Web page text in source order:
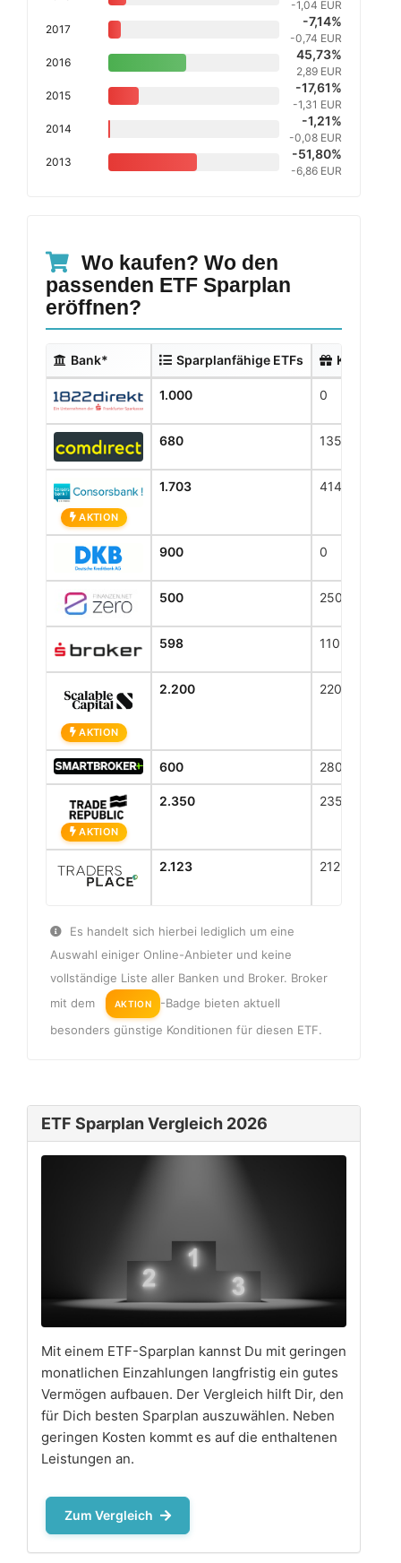
-1,04 EUR
2017
-7,14%
-0,74 EUR
2016
45,73%
2,89 EUR
2015
-17,61%
-1,31 EUR
2014
-1,21%
-0,08 EUR
2013
-51,80%
-6,86 EUR
Wo kaufen? Wo den
passenden ETF Sparplan
eröffnen?
Bank* Sparplanfähige ETFs
1.000 0
680 135
AKTION
1.703 414
900 0
500 250
598 110
AKTION
2.200 2200
600 280
AKTION
2.350 2350
2.123 2123
Es handelt sich hierbei lediglich um eine
Auswahl einiger Online-Anbieter und keine
vollständige Liste aller Banken und Broker. Broker
mit dem
AKTION
-Badge bieten aktuell
besonders günstige Konditionen für diesen ETF.
ETF Sparplan Vergleich 2026
Mit einem ETF-Sparplan kannst Du mit geringen
monatlichen Einzahlungen langfristig ein gutes
Vermögen aufbauen. Der Vergleich hilft Dir, den
für Dich besten Sparplan auszuwählen. Neben
geringen Kosten kommt es auf die enthaltenen
Leistungen an.
Zum Vergleich